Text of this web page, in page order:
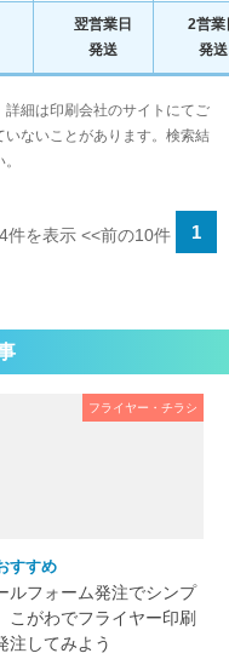
翌営業日
発送
2営業
発送
細は印刷会社のサイトにてご
ないことがあります。検索結
1
<<前の10件
件を表示
フライヤー・チラシ
すすめ
ルフォーム発注でシンプ
こがわでフライヤー印刷
注してみよう